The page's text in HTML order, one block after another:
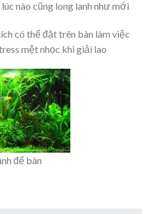
nào cũng long lanh như mới
có thể đặt trên bàn làm việc
mệt nhọc khi giải lao
để bàn